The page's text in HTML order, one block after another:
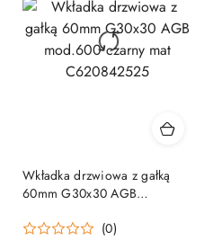
Wkładka drzwiowa z gałką
60mm G30x30 AGB
C620842525 (0)